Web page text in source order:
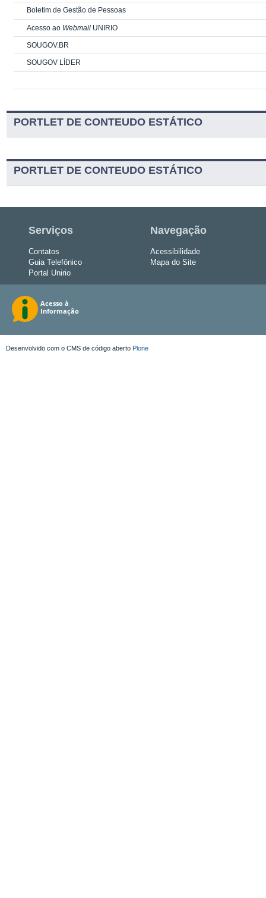
Boletim de Gestão de Pessoas
Acesso ao Webmail UNIRIO
SOUGOV.BR
SOUGOV LÍDER
PORTLET DE CONTEUDO ESTÁTICO
PORTLET DE CONTEUDO ESTÁTICO
Serviços
Contatos
Guia Telefônico
Portal Unirio
Navegação
Acessibilidade
Mapa do Site
Desenvolvido com o CMS de código aberto Plone